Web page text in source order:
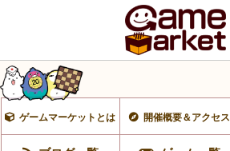
ゲームマーケットとは 開催概要＆アクセス